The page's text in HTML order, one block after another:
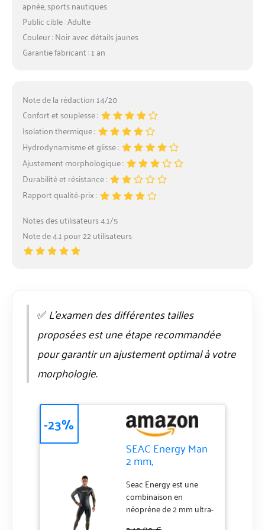
apnée, sports nautiques
Public cible : Adulte
Couleur : Noir avec détails jaunes
Garantie fabricant : 1 an
Note de la rédaction 14/20
Confort et souplesse :
Isolation thermique :
Hydrodynamisme et glisse :
Ajustement morphologique :
Durabilité et résistance :
Rapport qualité-prix :
Notes des utilisateurs 4.1/5
Note de 4.1 pour 22 utilisateurs
✅L’examen des différentes tailles
proposées est une étape recommandée
pour garantir un ajustement optimal à votre
morphologie.
SEAC Energy Man
2 mm,
élastique en
néoprène Lisse
Smooth Skin de 2
mm d’épaisseur
Seac Energy est une
combinaison en
néoprène de 2 mm ultra-
-23%